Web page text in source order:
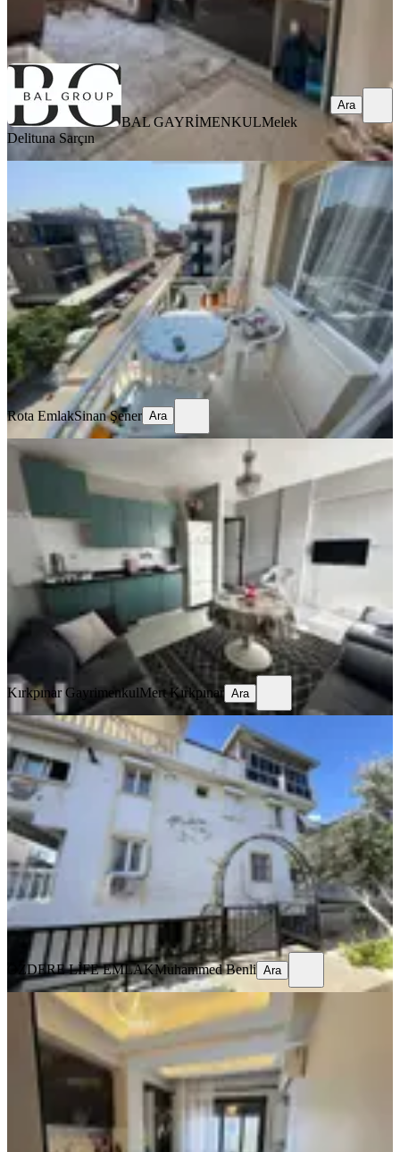
BAL GAYRİMENKUL Melek Delituna Sarçın
Ara
BAL GAYRİMENKULMelek
Delituna Sarçın
Ara
Rota Emlak'tan Gümüldür Denize
100m Mesafede 2+1 Daire
İzmir, Menderes
2+1·80 m²· 4. Kat· 15.04.2025
3.650.000 ₺3.750.000 ₺
Rota EmlakSinan Şener
Ara
Rota EmlakSinan Şener Ara
Gümüldür Plajı Ve Gece Pazarı Yakını
Çift Balkonlu Daire 2+1
İzmir, Menderes
2+1·80 m²· 3. Kat 20.10.2025
3.650.000 ₺Geri Dönüş: 15 yıl
Kırkpınar Gayrimenkul Mert Kırkpınar
Kırkpınar GayrimenkulMert Kırkpınar Ara
Çukuraltı Bölgesinde En Uygun 2+1
Daire (teklife Açık)
İzmir, Menderes
2+1
85 m²·2. Kat ·17.04.2026
4.000.000 ₺ Geri Dönüş: 13 yıl
ÖZDERE LİFE EMLAK Muhammed Benli
Ara
ÖZDERE LİFE EMLAKMuhammed Benli Ara
Menderes Cüneytbey Mahallesi Satılık
1+1 45 M2 Ara Kat Daire
İzmir, Menderes
1. Kat·28.03.2026
3.950.000 ₺